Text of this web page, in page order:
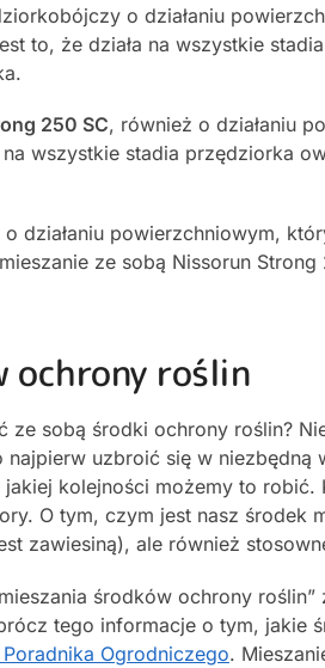
o działaniu
to, że działa na wszystkie
250 SC, również o działaniu
wszystkie stadia przędziorka
działaniu powierzchniowym,
ze sobą Nissorun Strong
ochrony roślin
ze sobą środki ochrony roślin?
uzbroić się w
kolejności możemy to robić.
O tym, czym jest nasz środek
zawiesiną), ale również
środków ochrony
tego informacje o tym, jakie
Ogrodniczego.